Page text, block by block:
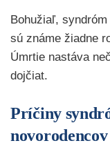
Bohužiaľ,
sú známe žiadne
Úmrtie nastáva
dojčiat.
Príčiny
novorodencov